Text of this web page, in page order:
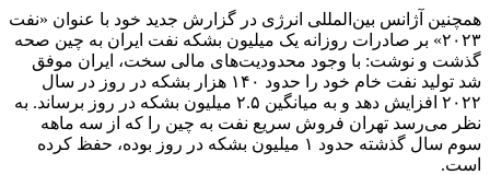
همچنین آژانس بین‌المللی انرژی در گزارش جدید خود با عنوان «نفت
۲۰۲۳» بر صادرات روزانه یک میلیون بشکه نفت ایران به چین صحه
گذشت و نوشت: با وجود محدودیت‌های مالی سخت، ایران موفق
شد تولید نفت خام خود را حدود ۱۴۰ هزار بشکه در روز در سال
۲۰۲۲ افزایش دهد و به میانگین ۲.۵ میلیون بشکه در روز برساند. به
نظر می‌رسد تهران فروش سریع نفت به چین را که از سه ماهه
سوم سال گذشته حدود ۱ میلیون بشکه در روز بوده، حفظ کرده
است.